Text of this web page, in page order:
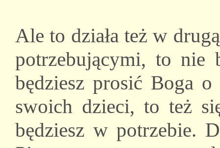
Ale to działa też w
potrzebującymi, to nie
będziesz prosić Boga
swoich dzieci, to też
będziesz w potrzebie.